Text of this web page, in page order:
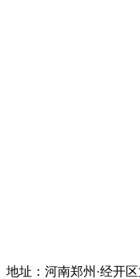
地址：河南郑州·经开